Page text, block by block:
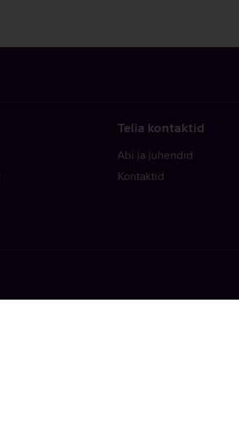
Telia kontaktid
Abi ja juhendid
Kontaktid